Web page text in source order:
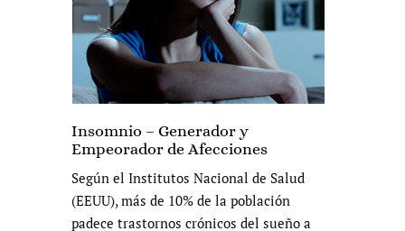
Insomnio – Generador y
Empeorador de Afecciones
Según el Institutos Nacional de Salud
(EEUU), más de 10% de la población
padece trastornos crónicos del sueño a